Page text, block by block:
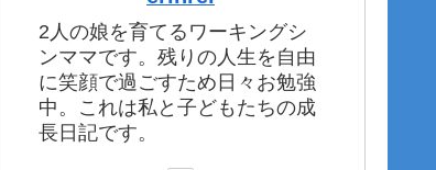
2人の娘を育てるワーキングシ
ンママです。残りの人生を自由
に笑顔で過ごすため日々お勉強
中。これは私と子どもたちの成
長日記です。